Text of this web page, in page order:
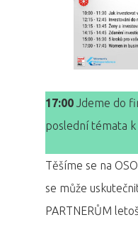
17:00 Jdeme do
poslední témata
Těšíme se na
se může
PARTNERŮM